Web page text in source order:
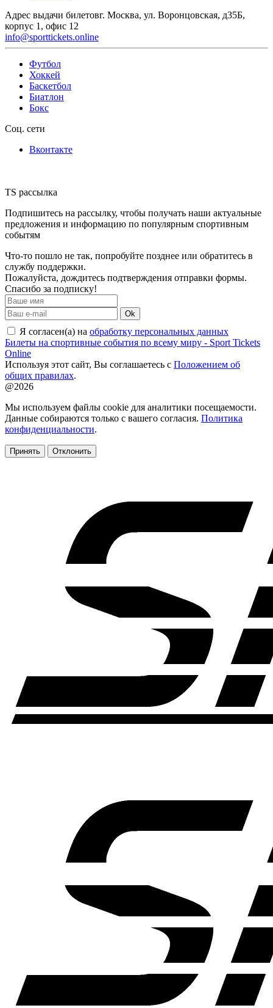
Адрес выдачи билетовг. Москва, ул. Воронцовская, д35Б,
корпус 1, офис 12
info@sporttickets.online
Футбол
Хоккей
Баскетбол
Биатлон
Бокс
Соц. сети
Вконтакте
TS рассылка
Подпишитесь на рассылку, чтобы получать наши актуальные
предложения и информацию по популярным спортивным
событям
Что-то пошло не так, попробуйте позднее или обратитесь в
службу поддержки.
Пожалуйста, дождитесь подтверждения отправки формы.
Спасибо за подписку!
Ok
Я согласен(а) на обработку персональных данных
Билеты на спортивные события по всему миру - Sport Tickets
Online
Используя этот сайт, Вы соглашаетесь с Положением об
общих правилах.
@2026
Мы используем файлы cookie для аналитики посещаемости.
Данные собираются только с вашего согласия. Политика
конфиденциальности.
Принять Отклонить